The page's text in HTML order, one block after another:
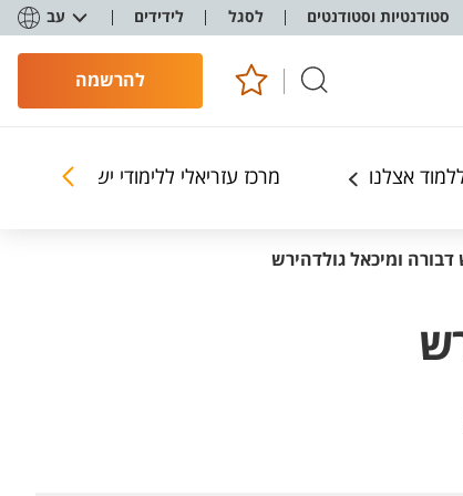
סטודנטיות וסטודנטים לסגל לידידים עב
להרשמה
אצלנו מרכז עזריאלי ללימודי ישראל (מעל"י)
ומיכאל גולדהירש